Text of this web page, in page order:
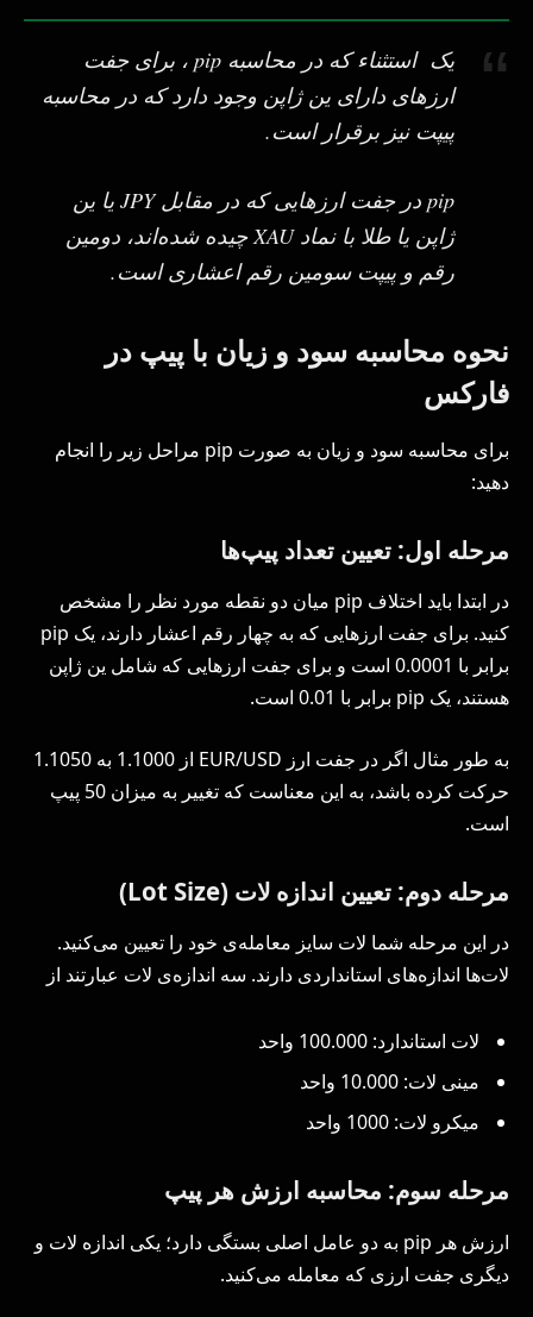
یک استثناء که در محاسبه pip ، برای جفت
‌ارزهای دارای ین ژاپن وجود دارد که در محاسبه
پیپت نیز برقرار است.
pip در جفت ارزهایی که در مقابل JPY یا ین
ژاپن یا طلا با نماد XAU چیده شده‌اند، دومین
رقم و پیپت سومین رقم اعشاری است.
نحوه محاسبه سود و زیان با پیپ در
فارکس
برای محاسبه سود و زیان به صورت pip مراحل زیر را انجام
دهید:
مرحله اول: تعیین تعداد پیپ‌ها
در ابتدا باید اختلاف pip میان دو نقطه مورد نظر را مشخص
کنید. برای جفت ارزهایی که به چهار رقم اعشار دارند، یک pip
برابر با 0.0001 است و برای جفت ارزهایی که شامل ین ژاپن
هستند، یک pip برابر با 0.01 است.
به طور مثال اگر در جفت ارز EUR/USD از 1.1000 به 1.1050
حرکت کرده باشد، به این معناست که تغییر به میزان 50 پیپ
است.
مرحله دوم: تعیین اندازه لات (Lot Size)
در این مرحله شما لات سایز معامله‌ی خود را تعیین می‌کنید.
لات‌ها اندازه‌های استانداردی دارند. سه اندازه‌ی لات عبارتند از
لات استاندارد: 100.000 واحد
مینی لات: 10.000 واحد
میکرو لات: 1000 واحد
مرحله سوم: محاسبه ارزش هر پیپ
ارزش هر pip به دو عامل اصلی بستگی دارد؛ یکی اندازه لات و
دیگری جفت ارزی که معامله می‌کنید.